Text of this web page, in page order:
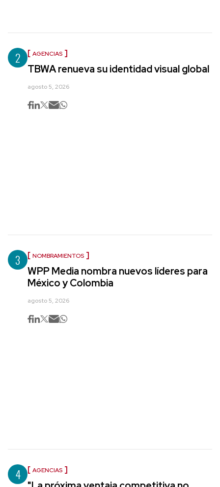
2 AGENCIAS
TBWA renueva su identidad visual global
agosto 5, 2026
3 NOMBRAMIENTOS
WPP Media nombra nuevos líderes para
México y Colombia
agosto 5, 2026
4 AGENCIAS